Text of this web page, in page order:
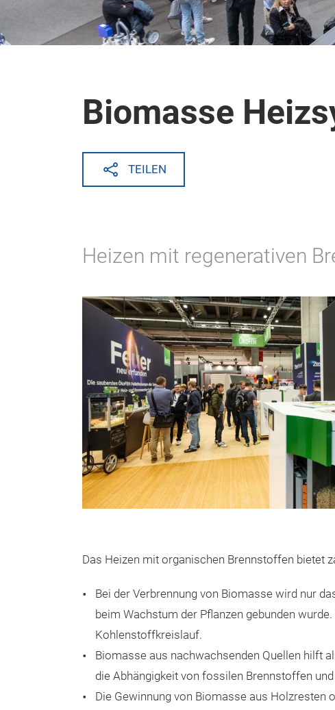
Biomasse
TEILEN
Heizen mit regenerativen
Das Heizen mit organischen Brennstoffen bietet
Bei der Verbrennung von Biomasse wird nur
beim Wachstum der Pflanzen gebunden
Kohlenstoffkreislauf.
Biomasse aus nachwachsenden Quellen hilft
die Abhängigkeit von fossilen Brennstoffen
Die Gewinnung von Biomasse aus